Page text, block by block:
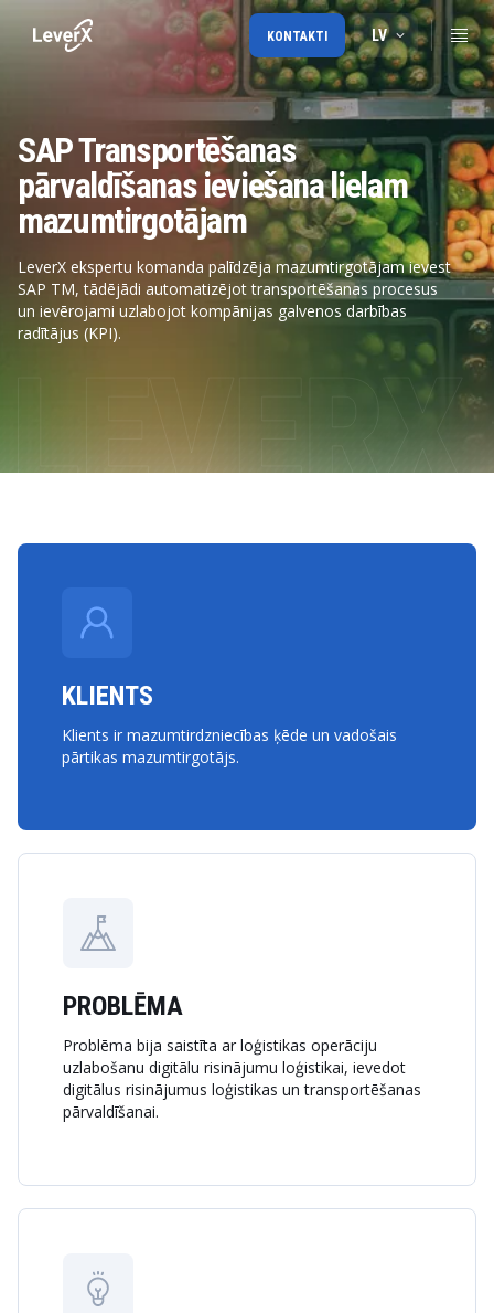
LV
KONTAKTI
SAP Transportēšanas
pārvaldīšanas ieviešana lielam
mazumtirgotājam
LeverX ekspertu komanda palīdzēja mazumtirgotājam ievest
SAP TM, tādējādi automatizējot transportēšanas procesus
un ievērojami uzlabojot kompānijas galvenos darbības
radītājus (KPI).
KLIENTS
Klients ir mazumtirdzniecības ķēde un vadošais
pārtikas mazumtirgotājs.
PROBLĒMA
Problēma bija saistīta ar loģistikas operāciju
uzlabošanu digitālu risinājumu loģistikai, ievedot
digitālus risinājumus loģistikas un transportēšanas
pārvaldīšanai.